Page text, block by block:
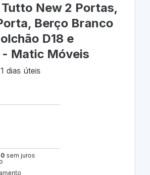
New 2 Portas,
Berço Branco
D18 e
Matic Móveis
dias úteis
sem juros